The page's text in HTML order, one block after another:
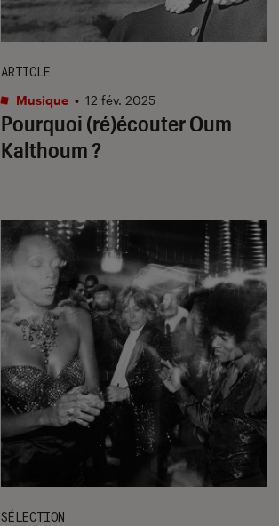
Pourquoi (ré)écouter Oum
Kalthoum ?
ARTICLE
Musique • 12 fév. 2025
SÉLECTION